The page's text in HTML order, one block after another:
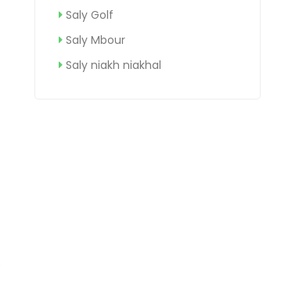
Saly Golf
Saly Mbour
Saly niakh niakhal